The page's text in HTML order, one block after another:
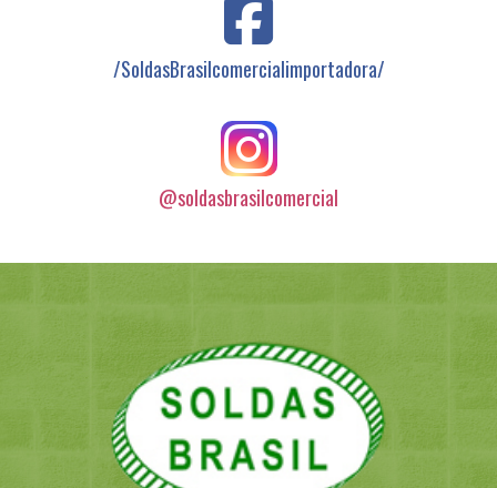
/SoldasBrasilcomercialimportadora/
@soldasbrasilcomercial